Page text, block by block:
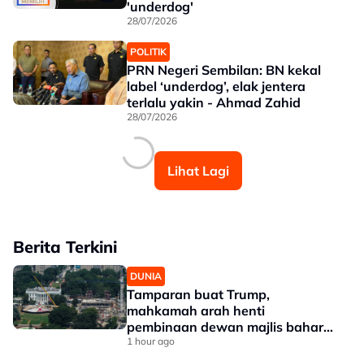
'underdog'
28/07/2026
POLITIK
PRN Negeri Sembilan: BN kekal
label ‘underdog’, elak jentera
terlalu yakin - Ahmad Zahid
28/07/2026
Lihat Lagi
Berita Terkini
DUNIA
Tamparan buat Trump,
mahkamah arah henti
pembinaan dewan majlis baharu
White House bernilai RM1.6 bilion
1 hour ago